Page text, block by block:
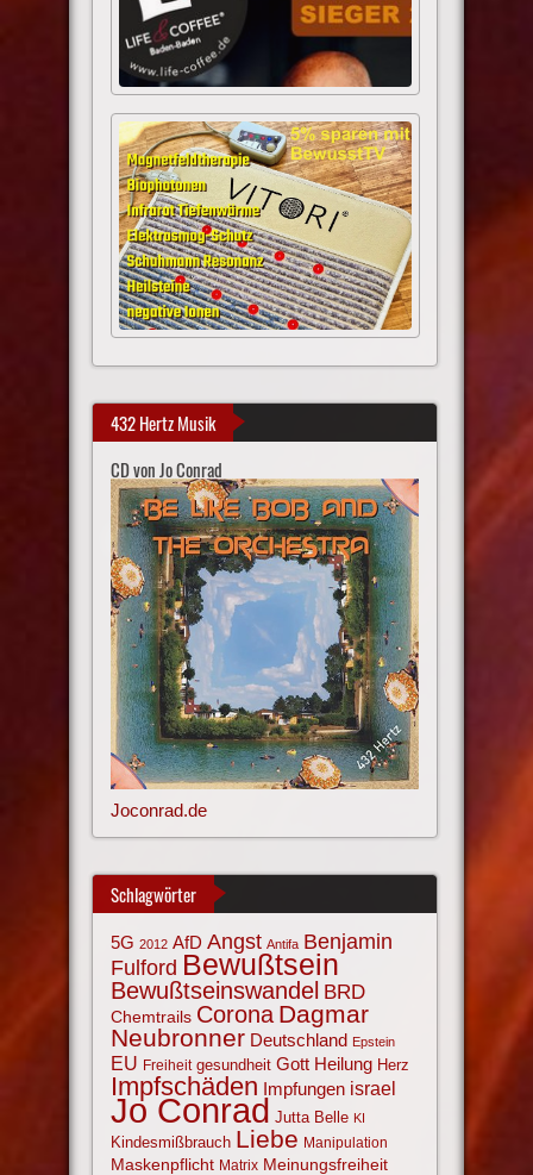
432 Hertz Musik
CD von Jo Conrad
Joconrad.de
Schlagwörter
5G 2012 AfD Angst Antifa Benjamin
Fulford Bewußtsein
Bewußtseinswandel BRD
Chemtrails Corona Dagmar
Neubronner Deutschland Epstein
EU Freiheit gesundheit Gott Heilung Herz
Impfschäden Impfungen israel
Jo Conrad Jutta Belle KI
Kindesmißbrauch Liebe Manipulation
Maskenpflicht Matrix Meinungsfreiheit